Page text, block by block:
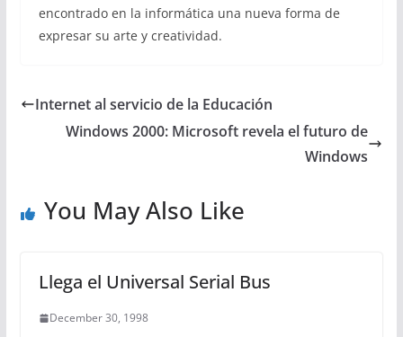
encontrado en la informática una nueva forma de
expresar su arte y creatividad.
Internet al servicio de la Educación
Windows 2000: Microsoft revela el futuro de
Windows
You May Also Like
Llega el Universal Serial Bus
December 30, 1998